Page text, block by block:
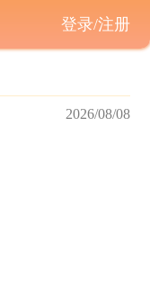
2026/08/08
登录/注册